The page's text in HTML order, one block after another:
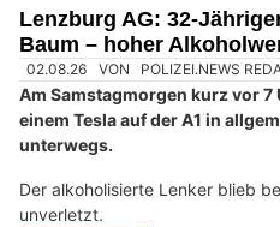
Lenzburg AG: 32-
Baum – hoher
02.08.26 VON POLIZEI.NEWS
Am Samstagmorgen kurz vor
einem Tesla auf der A1 in
unterwegs.
Der alkoholisierte Lenker blieb
unverletzt.